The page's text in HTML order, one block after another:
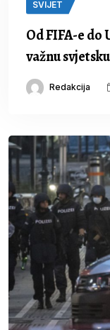
SVIJET
Od FIFA-e
važnu
Redakcija